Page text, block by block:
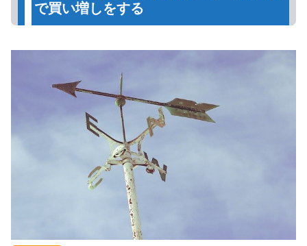
で買い増しをする